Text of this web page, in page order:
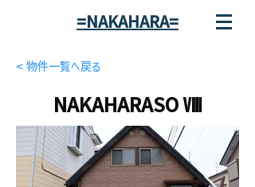
=NAKAHARA=
< 物件一覧へ戻る
NAKAHARASO Ⅷ